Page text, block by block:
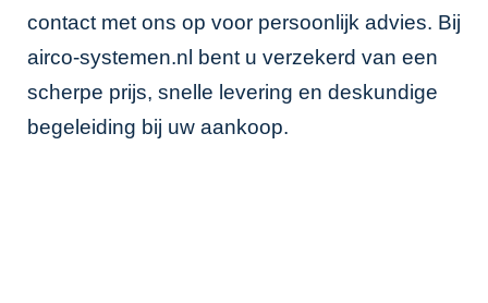
contact met ons op voor persoonlijk advies. Bij
airco-systemen.nl bent u verzekerd van een
scherpe prijs, snelle levering en deskundige
begeleiding bij uw aankoop.